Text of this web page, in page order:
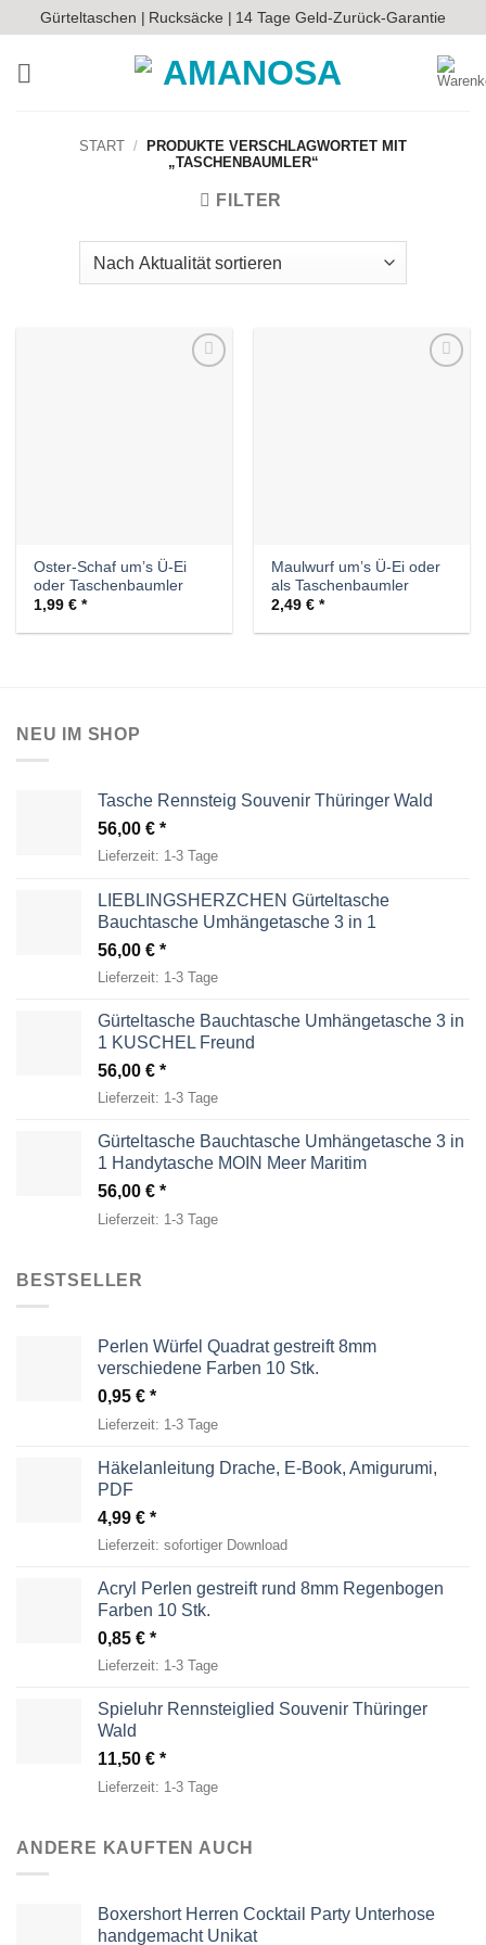
Inhalt
springen
Gürteltaschen | Rucksäcke | 14 Tage Geld-Zurück-Garantie
START /
PRODUKTE VERSCHLAGWORTET MIT
„TASCHENBAUMLER“
FILTER
Oster-Schaf um’s Ü-Ei
oder Taschenbaumler
1,99€
Maulwurf um’s Ü-Ei oder
als Taschenbaumler
2,49€
NEU IM SHOP
Tasche Rennsteig Souvenir Thüringer Wald
56,00 €
Lieferzeit: 1-3 Tage
LIEBLINGSHERZCHEN Gürteltasche
Bauchtasche Umhängetasche 3 in 1
56,00 €
Lieferzeit: 1-3 Tage
Gürteltasche Bauchtasche Umhängetasche 3 in
1 KUSCHEL Freund
56,00 €
Lieferzeit: 1-3 Tage
Gürteltasche Bauchtasche Umhängetasche 3 in
1 Handytasche MOIN Meer Maritim
56,00 €
Lieferzeit: 1-3 Tage
BESTSELLER
Perlen Würfel Quadrat gestreift 8mm
verschiedene Farben 10 Stk.
0,95 €
Lieferzeit: 1-3 Tage
Häkelanleitung Drache, E-Book, Amigurumi,
PDF
4,99 €
Lieferzeit: sofortiger Download
Acryl Perlen gestreift rund 8mm Regenbogen
Farben 10 Stk.
0,85 €
Lieferzeit: 1-3 Tage
Spieluhr Rennsteiglied Souvenir Thüringer
Wald
11,50 €
Lieferzeit: 1-3 Tage
ANDERE KAUFTEN AUCH
Boxershort Herren Cocktail Party Unterhose
handgemacht Unikat